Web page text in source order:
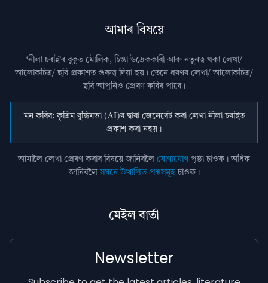
আমাৰ বিষয়ে
‘নীলা চৰাই’ৰ বুকুত মৌলিক, চিন্তা উদ্রেককাৰী আৰু নতুনত্ব থকা লেখা/
আলোকচিত্ৰ/ ছবি প্রকাশত গুৰুত্ব দিয়া হয়। তেনে ধৰণৰ লেখা/ আলোকচিত্ৰ/
ছবি আপুনিও প্রেৰণ কৰিব পাৰে।
মন কৰিব: কৃত্ৰিম বুদ্ধিমত্তা (AI)ৰ দ্বাৰা জেনেৰেট কৰা লেখা নীলা চৰাইত
প্ৰকাশ কৰা নহয়।
আমালৈ লেখা প্ৰেৰণ কৰাৰ বিষয়ে জানিবলৈ যোগাযোগ পৃষ্ঠা চাওক। অধিক
জানিবলৈসঘনে উত্থাপিত প্ৰশ্নসমূহচাওক।
মেইল বাৰ্তা
Newsletter